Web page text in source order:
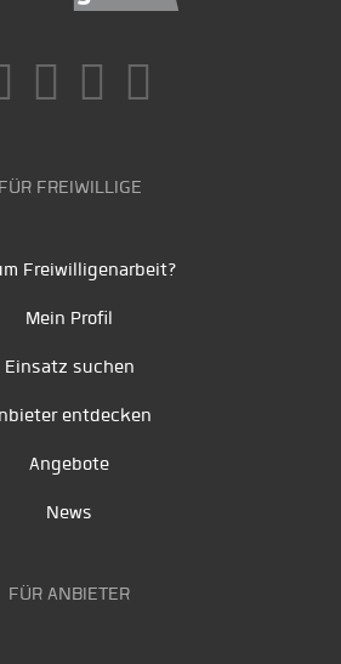
FÜR FREIWILLIGE
Freiwilligenarbeit?
Mein Profil
Einsatz suchen
entdecken
Angebote
News
FÜR ANBIETER